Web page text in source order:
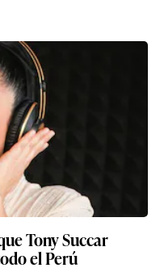
Tony Succar
el Perú